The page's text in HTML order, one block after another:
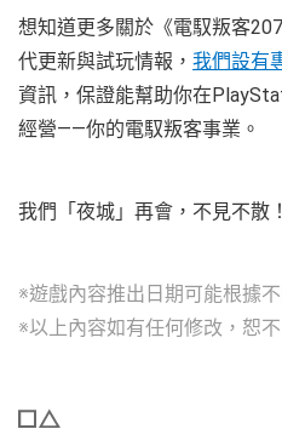
想知道更多關於《電馭叛客
代更新與試玩情報， 我們設有
資訊，保證能幫助你在
經營——你的電馭叛客事業。
我們「夜城」再會，不見不散！
※遊戲內容推出日期可能根據
※以上內容如有任何修改，恕